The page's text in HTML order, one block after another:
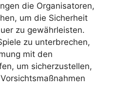
die Organisatoren,
um die Sicherheit
zu gewährleisten.
zu unterbrechen,
mit den
um sicherzustellen,